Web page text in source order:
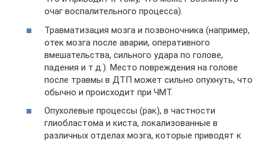
очаг воспалительного процесса).
Травматизация мозга и позвоночника (например,
отек мозга после аварии, оперативного
вмешательства, сильного удара по голове,
падения и т.д.). Место повреждения на голове
после травмы в ДТП может сильно опухнуть, что
обычно и происходит при ЧМТ.
Опухолевые процессы (рак), в частности
глиобластома и киста, локализованные в
различных отделах мозга, которые приводят к